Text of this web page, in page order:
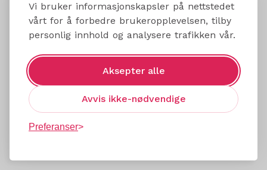
Vi bruker informasjonskapsler på nettstedet
vårt for å forbedre brukeropplevelsen, tilby
personlig innhold og analysere trafikken vår.
Aksepter alle
Avvis ikke-nødvendige
Preferanser